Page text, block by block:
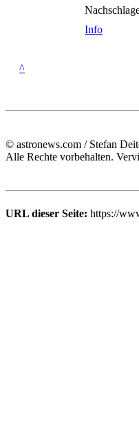
Info
^
© astronews.com / Stefan
Alle Rechte vorbehalten.
URL dieser Seite: https://